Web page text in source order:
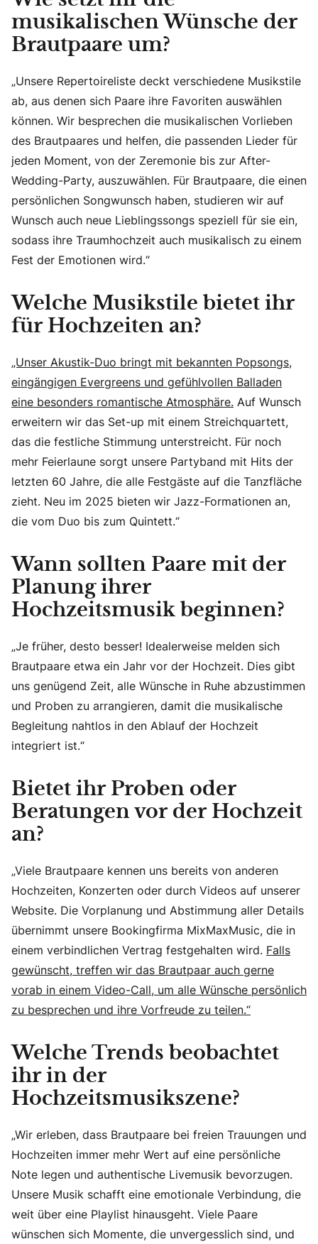
musikalischen Wünsche der
Brautpaare um?
„Unsere Repertoireliste deckt verschiedene Musikstile
ab, aus denen sich Paare ihre Favoriten auswählen
können. Wir besprechen die musikalischen Vorlieben
des Brautpaares und helfen, die passenden Lieder für
jeden Moment, von der Zeremonie bis zur After-
Wedding-Party, auszuwählen. Für Brautpaare, die einen
persönlichen Songwunsch haben, studieren wir auf
Wunsch auch neue Lieblingssongs speziell für sie ein,
sodass ihre Traumhochzeit auch musikalisch zu einem
Fest der Emotionen wird.“
Welche Musikstile bietet ihr
für Hochzeiten an?
„Unser Akustik-Duo bringt mit bekannten Popsongs,
eingängigen Evergreens und gefühlvollen Balladen
eine besonders romantische Atmosphäre. Auf Wunsch
erweitern wir das Set-up mit einem Streichquartett,
das die festliche Stimmung unterstreicht. Für noch
mehr Feierlaune sorgt unsere Partyband mit Hits der
letzten 60 Jahre, die alle Festgäste auf die Tanzfläche
zieht. Neu im 2025 bieten wir Jazz-Formationen an,
die vom Duo bis zum Quintett.“
Wann sollten Paare mit der
Planung ihrer
Hochzeitsmusik beginnen?
„Je früher, desto besser! Idealerweise melden sich
Brautpaare etwa ein Jahr vor der Hochzeit. Dies gibt
uns genügend Zeit, alle Wünsche in Ruhe abzustimmen
und Proben zu arrangieren, damit die musikalische
Begleitung nahtlos in den Ablauf der Hochzeit
integriert ist.“
Bietet ihr Proben oder
Beratungen vor der Hochzeit
an?
„Viele Brautpaare kennen uns bereits von anderen
Hochzeiten, Konzerten oder durch Videos auf unserer
Website. Die Vorplanung und Abstimmung aller Details
übernimmt unsere Bookingfirma MixMaxMusic, die in
einem verbindlichen Vertrag festgehalten wird. Falls
gewünscht, treffen wir das Brautpaar auch gerne
vorab in einem Video-Call, um alle Wünsche persönlich
zu besprechen und ihre Vorfreude zu teilen.“
Welche Trends beobachtet
ihr in der
Hochzeitsmusikszene?
„Wir erleben, dass Brautpaare bei freien Trauungen und
Hochzeiten immer mehr Wert auf eine persönliche
Note legen und authentische Livemusik bevorzugen.
Unsere Musik schafft eine emotionale Verbindung, die
weit über eine Playlist hinausgeht. Viele Paare
wünschen sich Momente, die unvergesslich sind, und